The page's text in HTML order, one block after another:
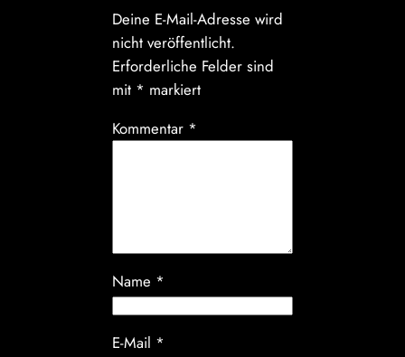
Deine E-Mail-Adresse wird
nicht veröffentlicht.
Erforderliche Felder sind
mit * markiert
Kommentar *
Name *
E-Mail *